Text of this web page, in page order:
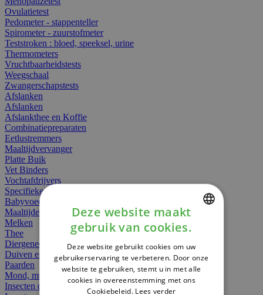
Ovulatietest
Pedometer - stappenteller
Spirometer - zuurstofmeter
Teststroken : bloed, speeksel, urine
Thermometers
Vruchtbaarheidstests
Weegschaal
Zwangerschapstests
Afslanken
Afslanken
Afslankthee en Koffie
Combinatiepreparaten
Eetlustremmers
Maaltijdvervanger
Platte Buik
Vet Binders
Vochtafdrijvers
Specifieke Voeding
Babyvoeding
Maaltijden
Melken
Thee
Diergeneesmiddelen
Duiven en vogels
Paarden
Mond, muil of snavel
Insecten dieren
DUTCH
FRENCH
ENGLISH
Deze website maakt
gebruik van cookies.
Deze website gebruikt cookies om uw
gebruikerservaring te verbeteren. Door onze
website te gebruiken, stemt u in met alle
cookies in overeenstemming met ons
Cookiebeleid. Lees verder